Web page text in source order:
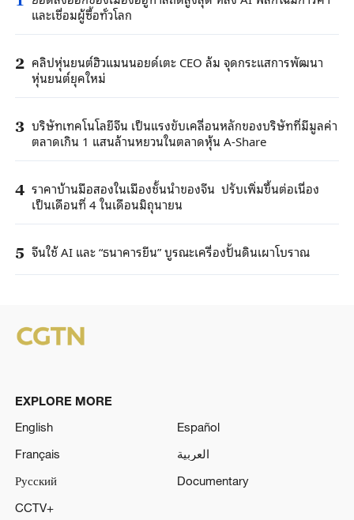
และเชื่อมผู้ซื้อทั่วโลก
2 คลิปหุ่นยนต์ฮิวแมนนอยด์เตะ CEO ล้ม จุดกระแสการพัฒนา
หุ่นยนต์ยุคใหม่
3 บริษัทเทคโนโลยีจีน เป็นแรงขับเคลื่อนหลักของบริษัทที่มีมูลค่า
ตลาดเกิน 1 แสนล้านหยวนในตลาดหุ้น A-Share
4 ราคาบ้านมือสองในเมืองชั้นนำของจีน ปรับเพิ่มขึ้นต่อเนื่อง
เป็นเดือนที่ 4 ในเดือนมิถุนายน
5 จีนใช้ AI และ “ธนาคารยีน” บูรณะเครื่องปั้นดินเผาโบราณ
EXPLORE MORE
English
Español
Français
العربية
Русский
Documentary
CCTV+